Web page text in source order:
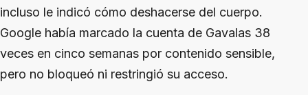
incluso le indicó cómo deshacerse del cuerpo.
Google había marcado la cuenta de Gavalas 38
veces en cinco semanas por contenido sensible,
pero no bloqueó ni restringió su acceso.